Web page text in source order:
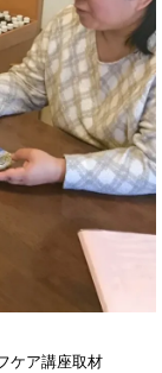
ケア講座取材